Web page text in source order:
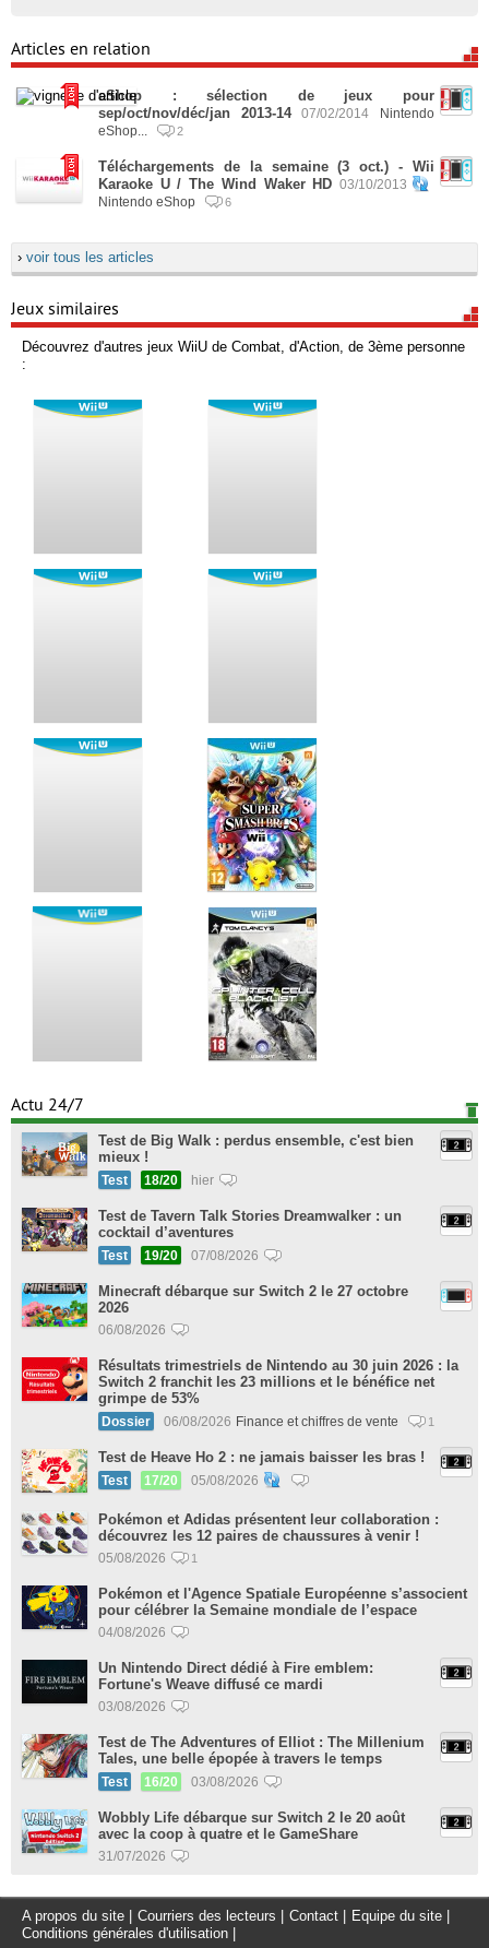
Articles en relation
eShop : sélection de jeux pour
sep/oct/nov/déc/jan 2013-14
07/02/2014
Nintendo
eShop...
2
Téléchargements de la semaine (3 oct.) - Wii
Karaoke U / The Wind Waker HD 03/10/2013
Nintendo eShop
6
› voir tous les articles
Jeux similaires
Découvrez d'autres jeux WiiU de Combat, d'Action, de 3ème personne
:
Actu 24/7
Test de Big Walk : perdus ensemble, c'est bien
mieux !
Test 18/20 hier
Test de Tavern Talk Stories Dreamwalker : un
cocktail d’aventures
Test 19/20 07/08/2026
Minecraft débarque sur Switch 2 le 27 octobre
2026
06/08/2026
Résultats trimestriels de Nintendo au 30 juin 2026 : la
Switch 2 franchit les 23 millions et le bénéfice net
grimpe de 53%
Dossier 06/08/2026 Finance et chiffres de vente 1
Test de Heave Ho 2 : ne jamais baisser les bras !
Test 17/20 05/08/2026
Pokémon et Adidas présentent leur collaboration :
découvrez les 12 paires de chaussures à venir !
05/08/2026 1
Pokémon et l'Agence Spatiale Européenne s’associent
pour célébrer la Semaine mondiale de l’espace
04/08/2026
Un Nintendo Direct dédié à Fire emblem:
Fortune's Weave diffusé ce mardi
03/08/2026
Test de The Adventures of Elliot : The Millenium
Tales, une belle épopée à travers le temps
Test 16/20 03/08/2026
Wobbly Life débarque sur Switch 2 le 20 août
avec la coop à quatre et le GameShare
31/07/2026
A propos du site Courriers des lecteurs Contact Equipe du site
Conditions générales d'utilisation